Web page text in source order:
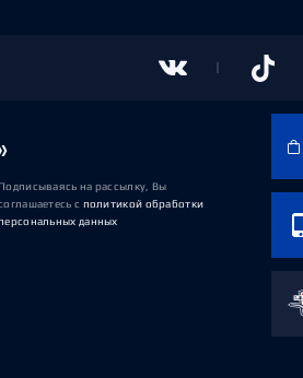
Подписываясь на рассылку, Вы
с политикой обработки
данных